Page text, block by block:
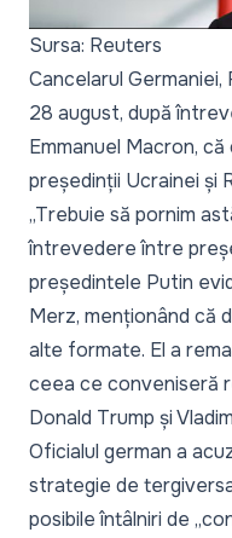
Sursa: Reuters
Cancelarul
28 august, după
Emmanuel Macron,
președinții Ucrainei și
„Trebuie să pornim
întrevedere între
președintele Putin
Merz, menționând că
alte formate. El a
ceea ce conveniseră
Donald Trump și
Oficialul german a
strategie de
posibile întâlniri de